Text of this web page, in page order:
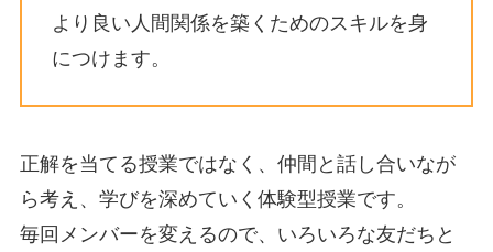
より良い人間関係を築くためのスキルを身
につけます。
正解を当てる授業ではなく、仲間と話し合いなが
ら考え、学びを深めていく体験型授業です。
毎回メンバーを変えるので、いろいろな友だちと